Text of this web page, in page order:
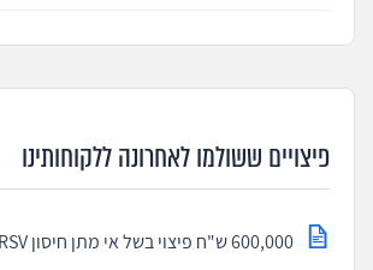
פיצויים ששולמו לאחרונה ללקוחותינו
600,000 ש"ח פיצוי בשל אי מתן חיסון RSV